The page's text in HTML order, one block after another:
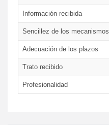
Información recibida
Sencillez de los mecanismos
Adecuación de los plazos
Trato recibido
Profesionalidad